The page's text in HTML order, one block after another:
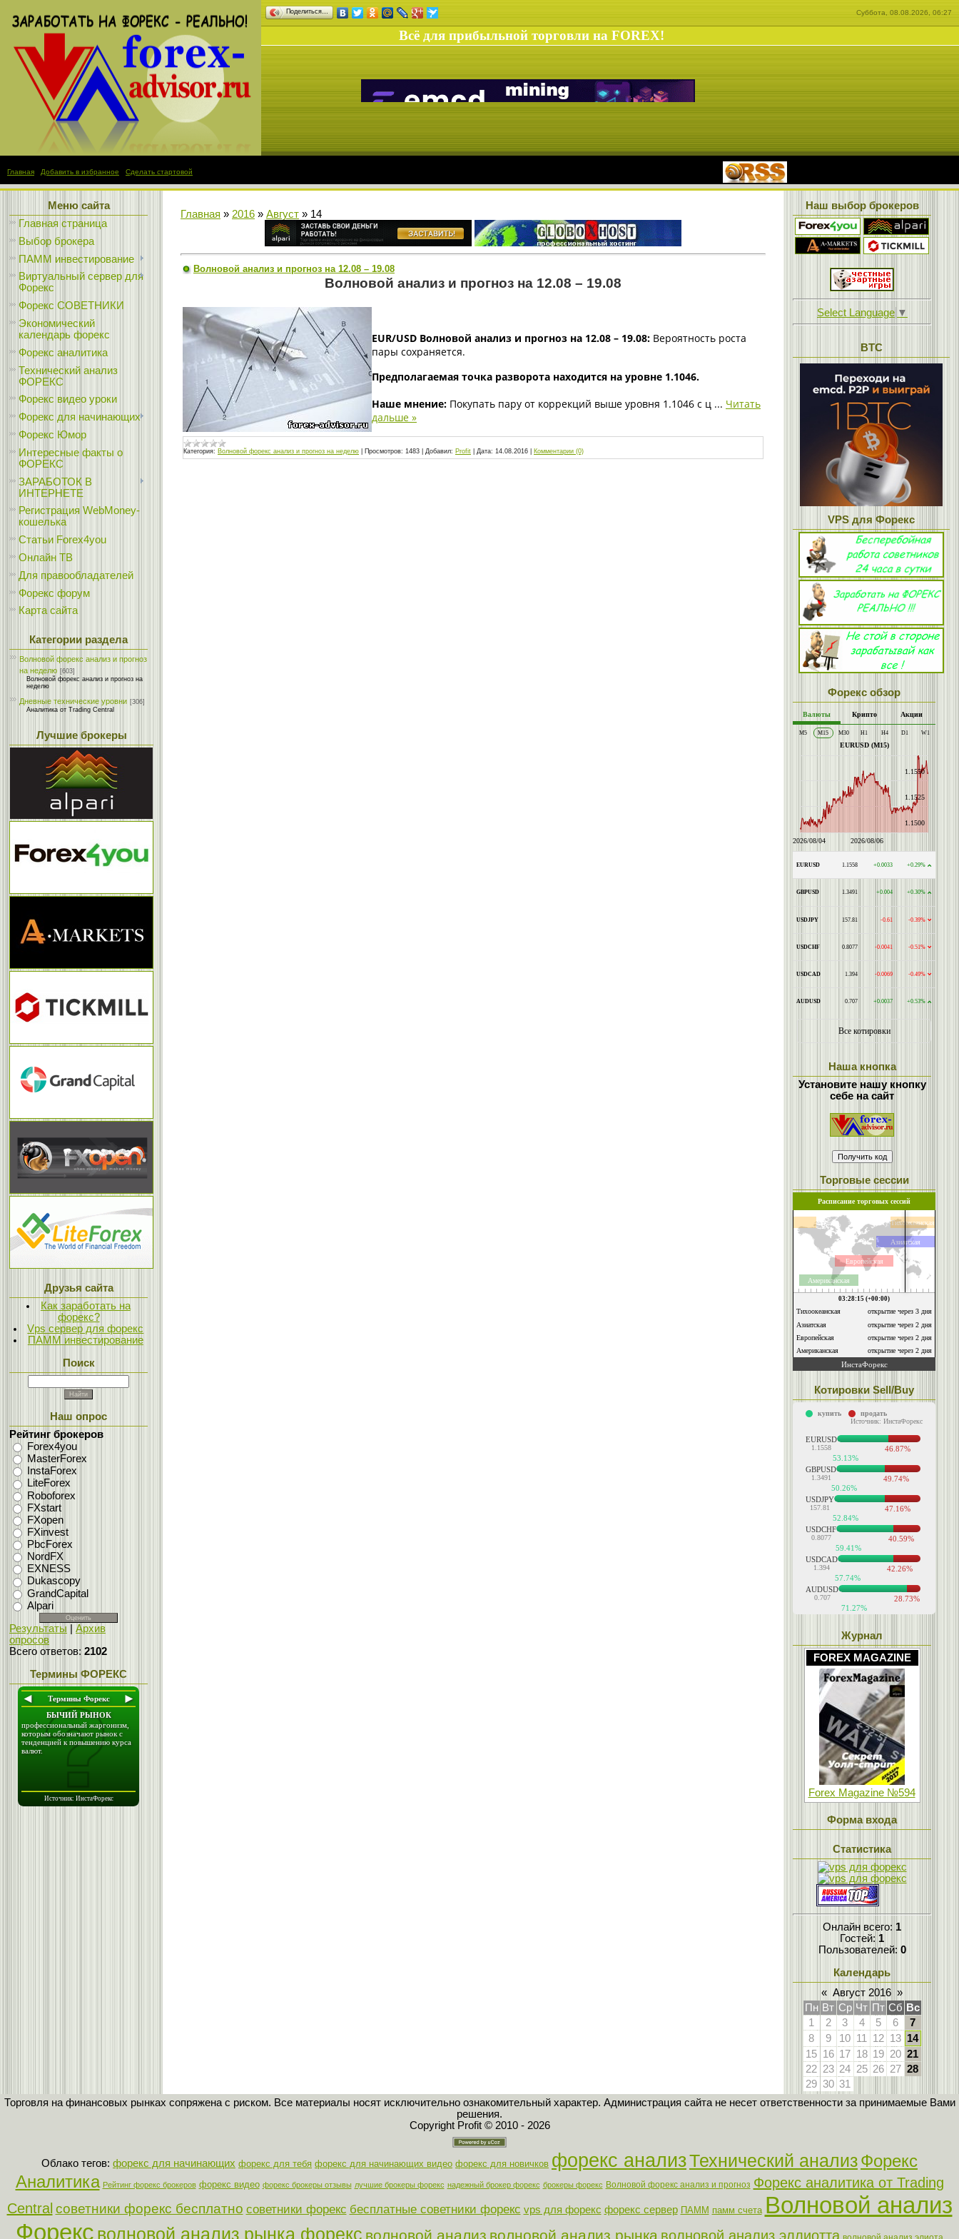
Поделиться… Суббота, 08.08.2026, 06:27
Всё для прибыльной торговли на FOREX!
Главная Добавить в избранное Сделать стартовой
Меню сайта
Главная страница
Выбор брокера
ПАММ инвестирование
Виртуальный сервер для
Форекс
Форекс СОВЕТНИКИ
Экономический
календарь форекс
Форекс аналитика
Технический анализ
ФОРЕКС
Форекс видео уроки
Форекс для начинающих
Форекс Юмор
Интересные факты о
ФОРЕКС
ЗАРАБОТОК В
ИНТЕРНЕТЕ
Регистрация WebMoney-
кошелька
Статьи Forex4you
Онлайн ТВ
Для правообладателей
Форекс форум
Карта сайта
Категории раздела
Волновой форекс анализ и прогноз
на неделю [603]
Волновой форекс анализ и прогноз на
неделю
Дневные технические уровни [306]
Аналитика от Trading Central
Лучшие брокеры
Друзья сайта
Как заработать на
форекс?
Vps сервер для форекс
ПАММ инвестирование
Поиск
Наш опрос
Рейтинг брокеров
Forex4you
MasterForex
InstaForex
LiteForex
Roboforex
FXstart
FXopen
FXinvest
PbcForex
NordFX
EXNESS
Dukascopy
GrandCapital
Alpari
Результаты
Архив
опросов
Всего ответов: 2102
Термины ФОРЕКС
Главная » 2016 » Август » 14
Волновой анализ и прогноз на 12.08 – 19.08
Волновой анализ и прогноз на 12.08 – 19.08
EUR/USD Волновой анализ и прогноз на 12.08 – 19.08: Вероятность роста
пары сохраняется.
Предполагаемая точка разворота находится на уровне 1.1046.
Наше мнение: Покупать пару от коррекций выше уровня 1.1046 с ц ... Читать
дальше »
Категория: Волновой форекс анализ и прогноз на неделю Просмотров: 1483 Добавил: Profit Дата: 14.08.2016 Комментарии (0)
Наш выбор брокеров
Select Language ▼
BTC
VPS для Форекс
Форекс обзор
Наша кнопка
Установите нашу кнопку
себе на сайт
Торговые сессии
Котировки Sell/Buy
Журнал
FOREX MAGAZINE
Forex Magazine №594
Форма входа
Статистика
Онлайн всего: 1
Гостей: 1
Пользователей: 0
Календарь
« Август 2016 »
Пн Вт Ср Чт Пт Сб Вс
1
2 3 4 5 6
7
8
9 10 11 12 13 14
15 16 17 18 19 20 21
22 23 24 25 26 27 28
29 30 31
Торговля на финансовых рынках сопряжена с риском. Все материалы носят исключительно ознакомительный характер. Администрация сайта не несет ответственности за принимаемые Вами
решения.
Copyright Profit © 2010 - 2026
Облако тегов: форекс для начинающих форекс для тебя форекс для начинающих видео форекс для новичков форекс анализТехнический анализФорекс
Аналитика Рейтинг форекс брокеров форекс видео форекс брокеры отзывы лучшие брокеры форекс надежный брокер форекс брокеры форекс Волновой форекс анализ и прогноз Форекс аналитика от Trading
Central советники форекс бесплатно советники форекс бесплатные советники форекс vps для форекс форекс сервер ПАММ памм счета Волновой анализ
Форекс волновой анализ рынка форекс волновой анализ волновой анализ рынка волновой анализ эллиотта